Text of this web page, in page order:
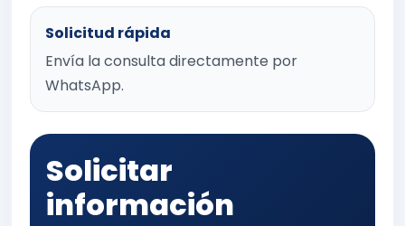
Solicitud rápida
Envía la consulta directamente por
WhatsApp.
Solicitar
información